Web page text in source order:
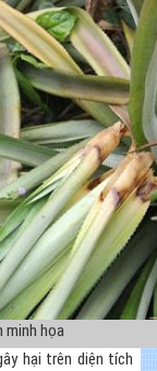
minh họa
hại trên diện tích